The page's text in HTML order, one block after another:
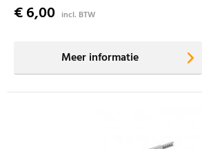
€ 6,00 incl. BTW
Meer informatie